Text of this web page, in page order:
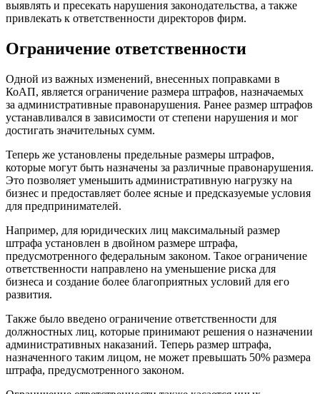
выявлять и пресекать нарушения законодательства, а также
привлекать к ответственности директоров фирм.
Ограничение ответственности
Одной из важных изменений, внесенных поправками в
КоАП, является ограничение размера штрафов, назначаемых
за административные правонарушения. Ранее размер штрафов
устанавливался в зависимости от степени нарушения и мог
достигать значительных сумм.
Теперь же установлены предельные размеры штрафов,
которые могут быть назначены за различные правонарушения.
Это позволяет уменьшить административную нагрузку на
бизнес и предоставляет более ясные и предсказуемые условия
для предпринимателей.
Например, для юридических лиц максимальный размер
штрафа установлен в двойном размере штрафа,
предусмотренного федеральным законом. Такое ограничение
ответственности направлено на уменьшение риска для
бизнеса и создание более благоприятных условий для его
развития.
Также было введено ограничение ответственности для
должностных лиц, которые принимают решения о назначении
административных наказаний. Теперь размер штрафа,
назначенного таким лицом, не может превышать 50% размера
штрафа, предусмотренного законом.